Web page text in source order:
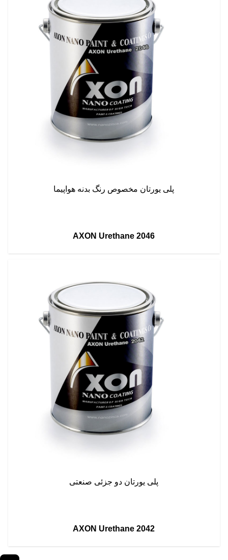
پلی یورتان مخصوص رنگ بدنه هواپیما
AXON Urethane 2046
پلی یورتان دو جزئی صنعتی
AXON Urethane 2042